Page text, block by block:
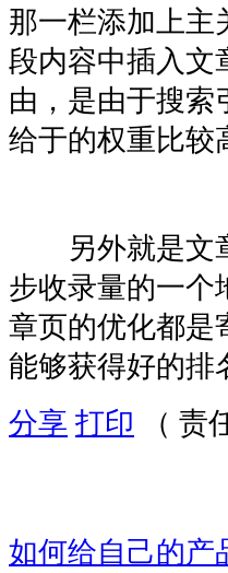
那一栏添加上主
段内容中插入文
由，是由于搜索
给于的权重比较
另外就是文章
步收录量的一个
章页的优化都是
能够获得好的排
分享 打印 （ 责
如何给自己的产